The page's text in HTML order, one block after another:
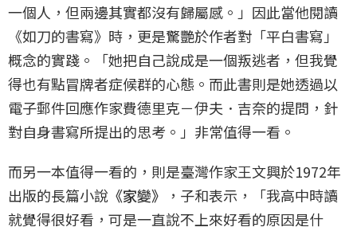
一個人，但兩邊其實都沒有歸屬感。」因此當他閱讀
《如刀的書寫》時，更是驚艷於作者對「平白書寫」
概念的實踐。「她把自己說成是一個叛逃者，但我覺
得也有點冒牌者症候群的心態。而此書則是她透過以
電子郵件回應作家費德里克－伊夫．吉奈的提問，針
對自身書寫所提出的思考。」非常值得一看。
而另一本值得一看的，則是臺灣作家王文興於1972年
出版的長篇小說 《家變》
，子和表示，「我高中時讀
就覺得很好看，可是一直說不上來好看的原因是什